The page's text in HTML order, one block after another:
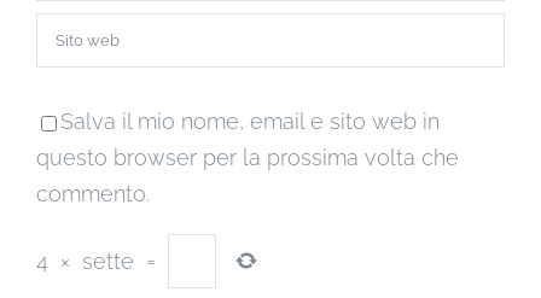
Salva il mio nome, email e sito web in
questo browser per la prossima volta che
commento.
4 × sette =